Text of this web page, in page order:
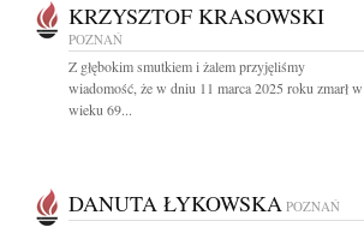
KRZYSZTOF KRASOWSKI
POZNAŃ
Z głębokim smutkiem i żalem przyjęliśmy
wiadomość, że w dniu 11 marca 2025 roku zmarł w
wieku 69...
DANUTA ŁYKOWSKA POZNAŃ